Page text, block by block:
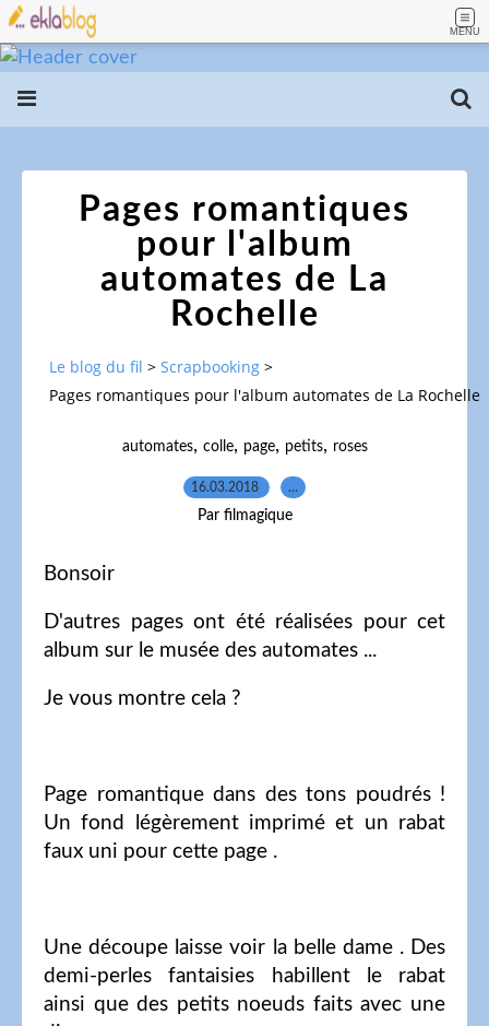
MENU
Pages romantiques
pour l'album
automates de La
Rochelle
Le blog du fil > Scrapbooking >
Pages romantiques pour l'album automates de La Rochelle
automates, colle, page, petits, roses
16.03.2018 …
Par filmagique
Bonsoir
D'autres pages ont été réalisées pour cet
album sur le musée des automates ...
Je vous montre cela ?
Page romantique dans des tons poudrés !
Un fond légèrement imprimé et un rabat
faux uni pour cette page .
Une découpe laisse voir la belle dame . Des
demi-perles fantaisies habillent le rabat
ainsi que des petits noeuds faits avec une